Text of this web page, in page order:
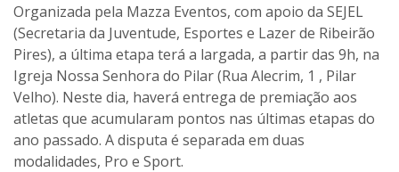
Organizada pela Mazza Eventos, com apoio da SEJEL
(Secretaria da Juventude, Esportes e Lazer de Ribeirão
Pires), a última etapa terá a largada, a partir das 9h, na
Igreja Nossa Senhora do Pilar (Rua Alecrim, 1 , Pilar
Velho). Neste dia, haverá entrega de premiação aos
atletas que acumularam pontos nas últimas etapas do
ano passado. A disputa é separada em duas
modalidades, Pro e Sport.